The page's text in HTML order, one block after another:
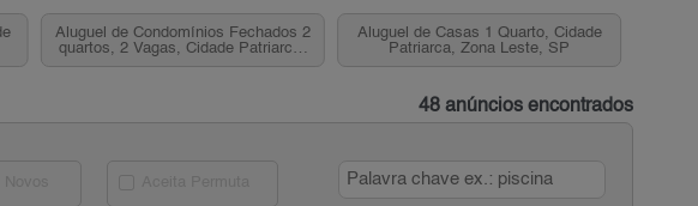
Aluguel de Condomínios Fechados 2
quartos, 2 Vagas, Cidade Patriarca,
Aluguel de Casas 1 Quarto, Cidade
Patriarca, Zona Leste, SP
48 anúncios encontrados